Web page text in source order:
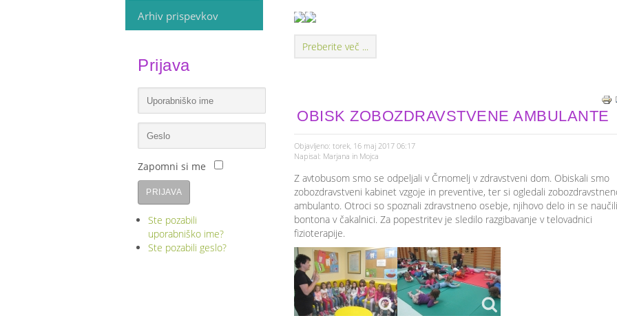
Arhiv prispevkov
Prijava
Zapomni si me
PRIJAVA
Ste pozabili
uporabniško ime?
Ste pozabili geslo?
Preberite več ...
OBISK ZOBOZDRAVSTVENE AMBULANTE
Objavljeno: torek, 16 maj 2017 06:17
Napisal: Marjana in Mojca
Z avtobusom smo se odpeljali v Črnomelj v zdravstveni dom. Obiskali smo
zobozdravstveni kabinet vzgoje in preventive, ter si ogledali
ambulanto. Otroci so spoznali zdravstneno osebje, njihovo delo in se naučili
bontona v čakalnici. Za popestritev je sledilo razgibavanje v telovadnici
fizioterapije.